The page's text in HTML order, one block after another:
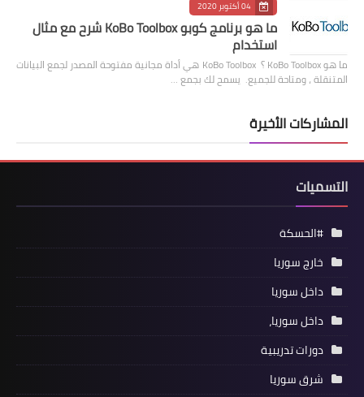
04 أكتوبر 2020
ما هو برنامج كوبو KoBo Toolbox شرح مع مثال
استخدام
ما هو KoBo Toolbox ؟ KoBo Toolbox هي أداة مجانية مفتوحة المصدر لجمع البيانات
المتنقلة ، ومتاحة للجميع. يسمح لك بجمع …
المشاركات الأخيرة
التسميات
#الحسكة
خارج سوريا
داخل سوريا
داخل سوريا،
دورات تدريبية
شرق سوريا